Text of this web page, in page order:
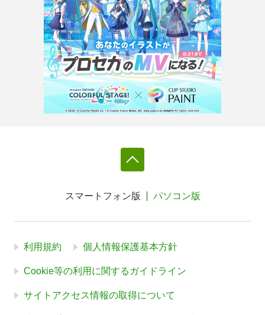
スマートフォン版 パソコン版
利用規約 個人情報保護基本方針
Cookie等の利用に関するガイドライン
サイトアクセス情報の取得について